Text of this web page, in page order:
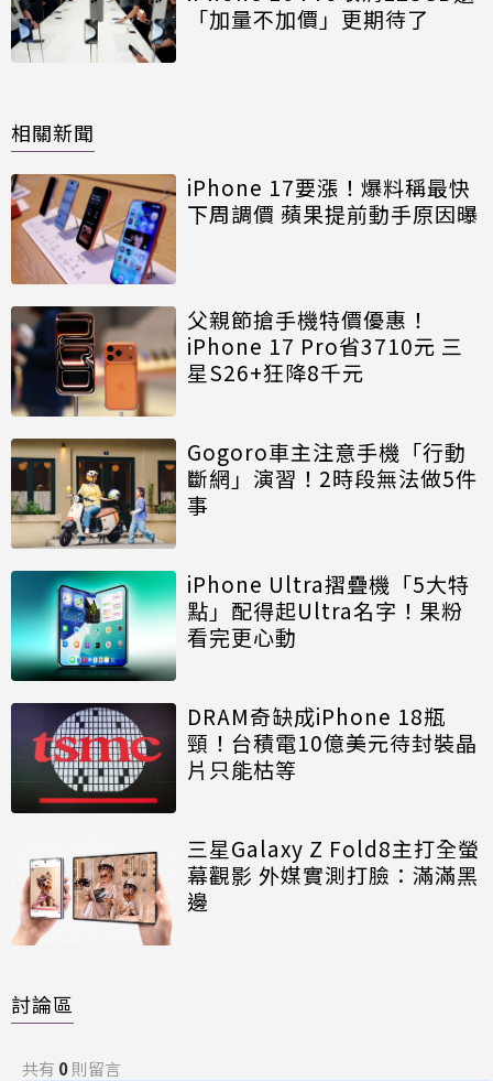
「加量不加價」更期待了
相關新聞
iPhone 17要漲！爆料稱最快
下周調價 蘋果提前動手原因曝
父親節搶手機特價優惠！
iPhone 17 Pro省3710元 三
星S26+狂降8千元
Gogoro車主注意手機「行動
斷網」演習！2時段無法做5件
事
iPhone Ultra摺疊機「5大特
點」配得起Ultra名字！果粉
看完更心動
DRAM奇缺成iPhone 18瓶
頸！台積電10億美元待封裝晶
片只能枯等
三星Galaxy Z Fold8主打全螢
幕觀影 外媒實測打臉：滿滿黑
邊
討論區
共有 0則留言